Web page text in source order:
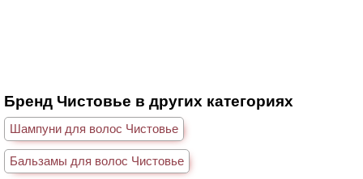
Бренд Чистовье в других категориях
Шампуни для волос Чистовье
Бальзамы для волос Чистовье